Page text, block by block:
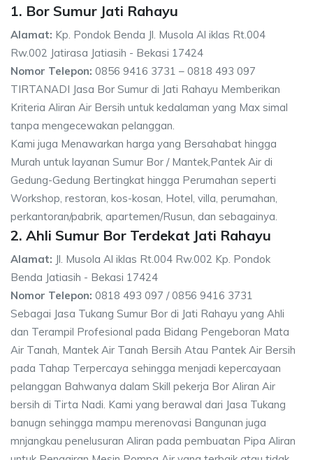
1. Bor Sumur Jati Rahayu
Alamat: Kp. Pondok Benda Jl. Musola Al iklas Rt.004
Rw.002 Jatirasa Jatiasih - Bekasi 17424
Nomor Telepon: 0856 9416 3731 – 0818 493 097
TIRTANADI Jasa Bor Sumur di Jati Rahayu Memberikan
Kriteria Aliran Air Bersih untuk kedalaman yang Max simal
tanpa mengecewakan pelanggan.
Kami juga Menawarkan harga yang Bersahabat hingga
Murah untuk layanan Sumur Bor / Mantek,Pantek Air di
Gedung-Gedung Bertingkat hingga Perumahan seperti
Workshop, restoran, kos-kosan, Hotel, villa, perumahan,
perkantoran/pabrik, apartemen/Rusun, dan sebagainya.
2. Ahli Sumur Bor Terdekat Jati Rahayu
Alamat: Jl. Musola Al iklas Rt.004 Rw.002 Kp. Pondok
Benda Jatiasih - Bekasi 17424
Nomor Telepon: 0818 493 097 / 0856 9416 3731
Sebagai Jasa Tukang Sumur Bor di Jati Rahayu yang Ahli
dan Terampil Profesional pada Bidang Pengeboran Mata
Air Tanah, Mantek Air Tanah Bersih Atau Pantek Air Bersih
pada Tahap Terpercaya sehingga menjadi kepercayaan
pelanggan Bahwanya dalam Skill pekerja Bor Aliran Air
bersih di Tirta Nadi. Kami yang berawal dari Jasa Tukang
banugn sehingga mampu merenovasi Bangunan juga
mnjangkau penelusuran Aliran pada pembuatan Pipa Aliran